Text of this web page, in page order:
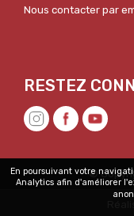
Nous contacter par
©
En poursuivant votre
Analytics afin d'améliorer